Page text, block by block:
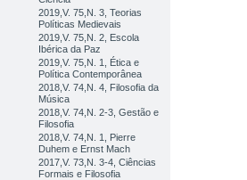
2019,V. 75,N. 3, Teorias
Políticas Medievais
2019,V. 75,N. 2, Escola
Ibérica da Paz
2019,V. 75,N. 1, Ética e
Política Contemporânea
2018,V. 74,N. 4, Filosofia da
Música
2018,V. 74,N. 2-3, Gestão e
Filosofia
2018,V. 74,N. 1, Pierre
Duhem e Ernst Mach
2017,V. 73,N. 3-4, Ciências
Formais e Filosofia